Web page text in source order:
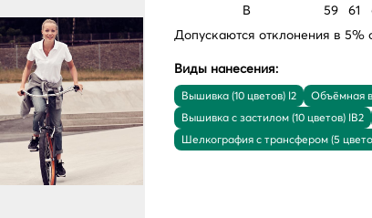
B
59 61
Допускаются отклонения в 5%
Виды нанесения:
Вышивка (10 цветов) I2
Объёмная
Вышивка с застилом (10 цветов) IB2
Шелкография с трансфером (5